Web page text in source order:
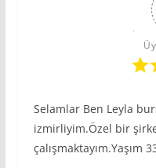
Selamlar Ben Leyla
izmirliyim.Özel bir
çalışmaktayım.Yaşım